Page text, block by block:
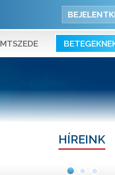
MTSZEDE
HÍREINK